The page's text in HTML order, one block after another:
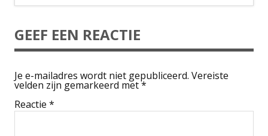
GEEF EEN REACTIE
Je e-mailadres wordt niet gepubliceerd. Vereiste
velden zijn gemarkeerd met*
Reactie *